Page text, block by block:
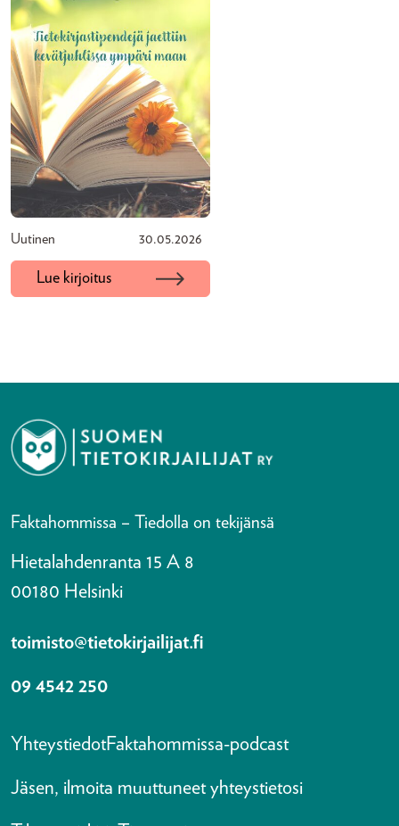
Uutinen 30.05.2026
Lue kirjoitus
Faktahommissa – Tiedolla on tekijänsä
Hietalahdenranta 15 A 8
00180 Helsinki
toimisto@tietokirjailijat.fi
09 4542 250
YhteystiedotFaktahommissa-podcast
Jäsen, ilmoita muuttuneet yhteystietosi